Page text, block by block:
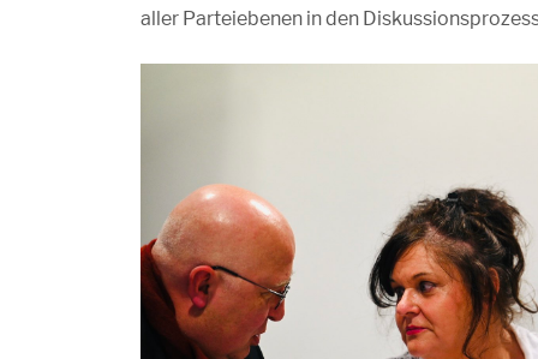
aller Parteiebenen in den